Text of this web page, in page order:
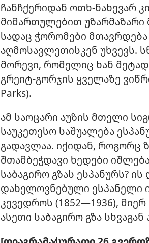
ჩანჩქერიდან ოთხ-ნახევარ
მიმართულებით უზარმაზარი
სადაც ჭორომები
აღმოსავლეთისკენ უხვევს.
მორევი, რომელიც ხან
გრეიტ-გორჯის ყველაზე
Parks).
ამ საოცარი აუზის მთელი
საუკეთესო საშუალება
გადავლაა. იქიდან, როგორც
შთამბეჭდავი ხედები
საბაგირო გზას ესპანურს?
დახელოვნებული ესპანელი
კევედროს (1852—1936),
ასეთი საბაგირო გზა